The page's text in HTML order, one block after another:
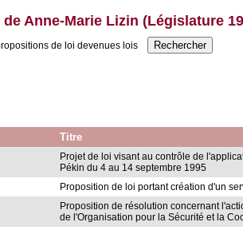
Anne-Marie Lizin (Législature
de loi devenues lois
Titre
Projet de loi visant au contrôle de
Pékin du 4 au 14 septembre 1995
Proposition de loi portant création d'un
Proposition de résolution concernant
de l'Organisation pour la Sécurité et la